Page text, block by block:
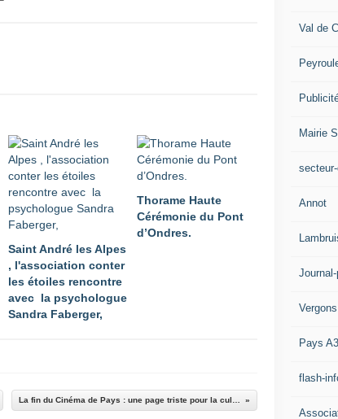
Saint André les Alpes
, l'association conter
les étoiles rencontre
avec la psychologue
Sandra Faberger,
Thorame Haute
Cérémonie du Pont
d’Ondres.
Val de
Mairie
Annot
Vergons
Pays
flash-